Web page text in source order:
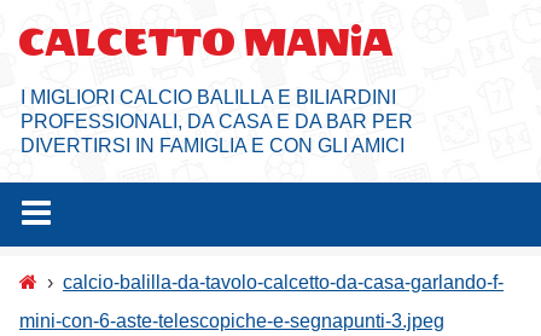
contenuto
CALCETTO MANiA
I MIGLIORI CALCIO BALILLA E BILIARDINI
PROFESSIONALI, DA CASA E DA BAR PER
DIVERTIRSI IN FAMIGLIA E CON GLI AMICI
› calcio-balilla-da-tavolo-calcetto-da-casa-garlando-f-
mini-con-6-aste-telescopiche-e-segnapunti-3.jpeg